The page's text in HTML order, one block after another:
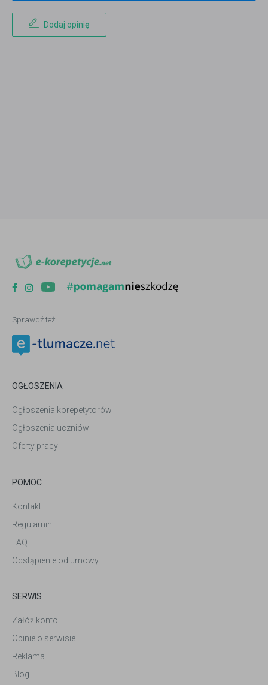
Dodaj opinię
Sprawdź też:
OGŁOSZENIA
Ogłoszenia korepetytorów
Ogłoszenia uczniów
Oferty pracy
POMOC
Kontakt
Regulamin
FAQ
Odstąpienie od umowy
SERWIS
Załóż konto
Opinie o serwisie
Reklama
Blog